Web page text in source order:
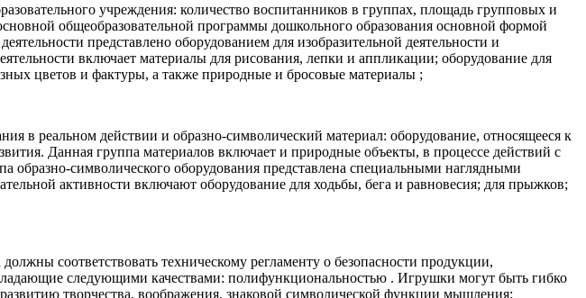
учреждения: количество воспитанников в группах, площадь групповых и
общеобразовательной программы дошкольного образования основной формой
представлено оборудованием для изобразительной деятельности и
включает материалы для рисования, лепки и аппликации; оборудование для
цветов и фактуры, а также природные и бросовые материалы ;
в реальном действии и образно-символический материал: оборудование, относящееся к
Данная группа материалов включает и природные объекты, в процессе действий с
образно-символического оборудования представлена специальными наглядными
активности включают оборудование для ходьбы, бега и равновесия; для прыжков;
соответствовать техническому регламенту о безопасности продукции,
следующими качествами: полифункциональностью . Игрушки могут быть гибко
творчества, воображения, знаковой символической функции мышления;